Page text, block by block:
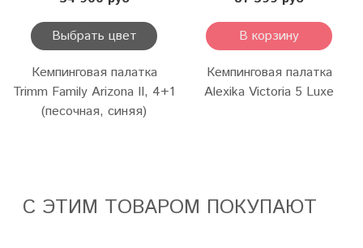
Выбрать цвет
Кемпинговая палатка
Trimm Family Arizona II, 4+1
(песочная, синяя)
В корзину
Кемпинговая палатка
Alexika Victoria 5 Luxe
С ЭТИМ ТОВАРОМ ПОКУПАЮТ